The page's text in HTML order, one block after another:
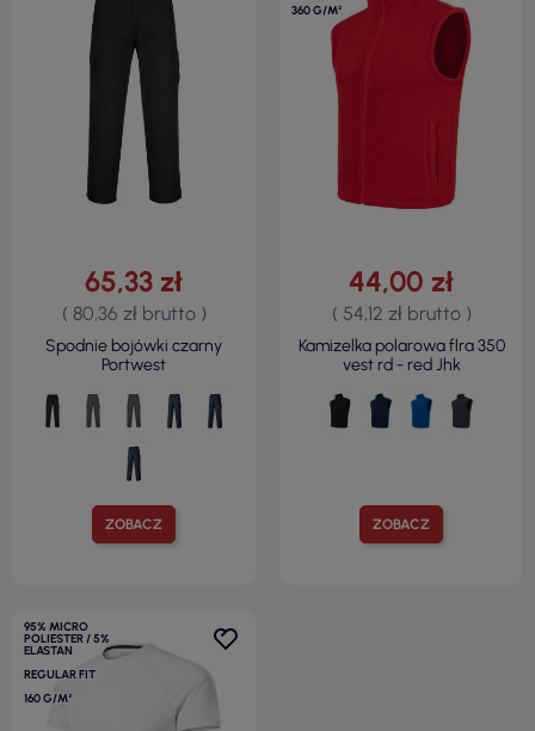
ZOBACZ
65,33 zł
( 80,36 zł brutto )
Spodnie bojówki czarny
Portwest
360 G/M²
ZOBACZ
44,00 zł
( 54,12 zł brutto )
Kamizelka polarowa flra 350
vest rd - red Jhk
95% MICRO
POLIESTER / 5%
ELASTAN
REGULAR FIT
160 G/M²